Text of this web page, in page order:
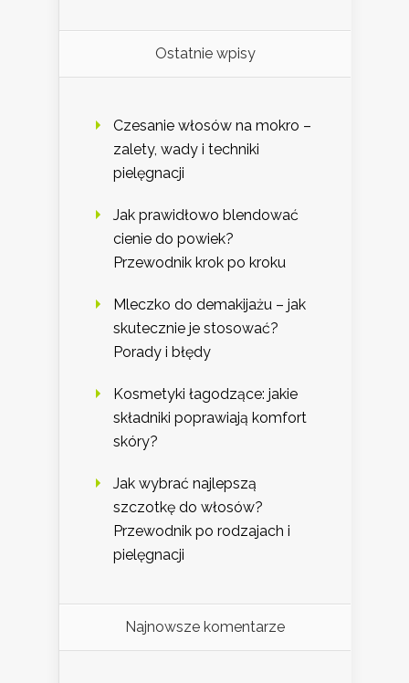
Ostatnie wpisy
Czesanie włosów na mokro –
zalety, wady i techniki
pielęgnacji
Jak prawidłowo blendować
cienie do powiek?
Przewodnik krok po kroku
Mleczko do demakijażu – jak
skutecznie je stosować?
Porady i błędy
Kosmetyki łagodzące: jakie
składniki poprawiają komfort
skóry?
Jak wybrać najlepszą
szczotkę do włosów?
Przewodnik po rodzajach i
pielęgnacji
Najnowsze komentarze